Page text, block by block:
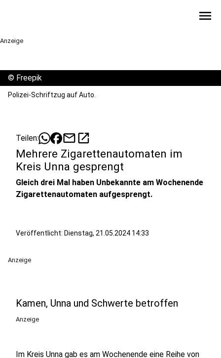
menu
Anzeige
© Freepik
Polizei-Schriftzug auf Auto.
Teilen: mailopen_in_new
Mehrere Zigarettenautomaten im
Kreis Unna gesprengt
Gleich drei Mal haben Unbekannte am Wochenende
Zigarettenautomaten aufgesprengt.
Veröffentlicht: Dienstag, 21.05.2024 14:33
Anzeige
Kamen, Unna und Schwerte betroffen
Anzeige
Im Kreis Unna gab es am Wochenende eine Reihe von